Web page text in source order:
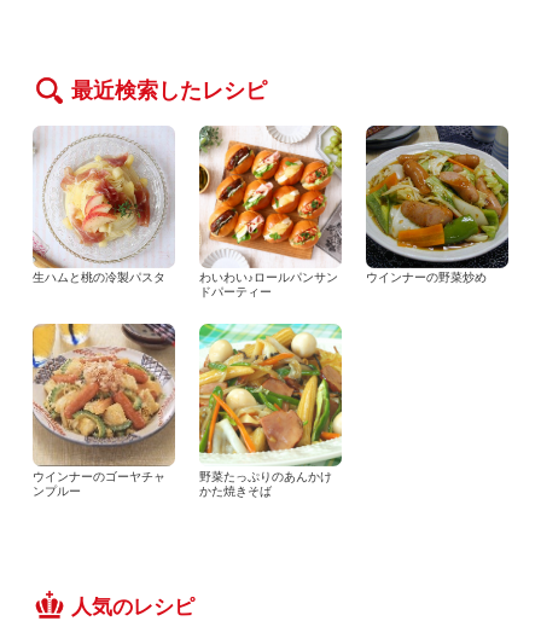
最近検索したレシピ
生ハムと桃の冷製パスタ
わいわい♪ロールパンサン
ドパーティー
ウインナーの野菜炒め
ウインナーのゴーヤチャ
ンプルー
野菜たっぷりのあんかけ
かた焼きそば
人気のレシピ